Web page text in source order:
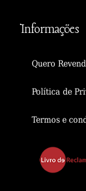
Informações
Quero
Política de
Termos e